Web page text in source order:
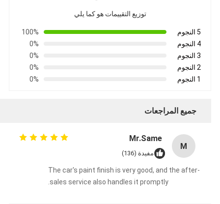
توزيع التقييمات هو كما يلي
5 النجوم
100%
4 النجوم
0%
3 النجوم
0%
2 النجوم
0%
1 النجوم
0%
جميع المراجعات
M
Mr.Same
مفيدة (136)
The car's paint finish is very good, and the after-
sales service also handles it promptly.